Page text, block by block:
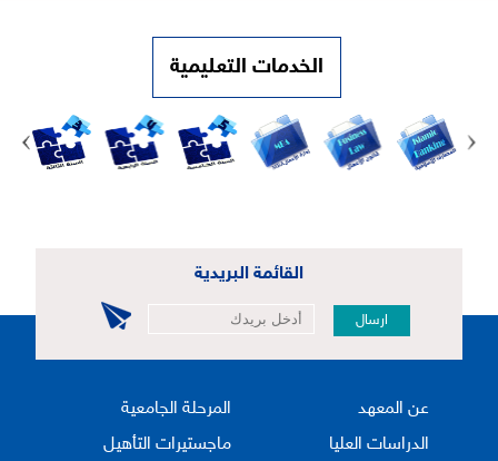
الخدمات التعليمية
القائمة البريدية
ارسال
عن المعهد
المرحلة الجامعية
الدراسات العليا
ماجستيرات التأهيل